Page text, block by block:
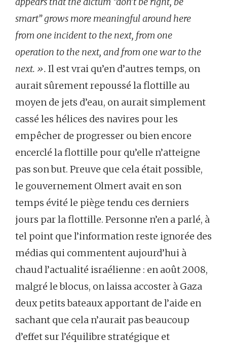
smart” grows more meaningful around here
from one incident to the next, from one
operation to the next, and from one war to the
next. ». Il est vrai qu’en d’autres temps, on
aurait sûrement repoussé la flottille au
moyen de jets d’eau, on aurait simplement
cassé les hélices des navires pour les
empêcher de progresser ou bien encore
encerclé la flottille pour qu’elle n’atteigne
pas son but. Preuve que cela était possible,
le gouvernement Olmert avait en son
temps évité le piège tendu ces derniers
jours par la flottille. Personne n’en a parlé, à
tel point que l’information reste ignorée des
médias qui commentent aujourd’hui à
chaud l’actualité israélienne : en août 2008,
malgré le blocus, on laissa accoster à Gaza
deux petits bateaux apportant de l’aide en
sachant que cela n’aurait pas beaucoup
d’effet sur l’équilibre stratégique et